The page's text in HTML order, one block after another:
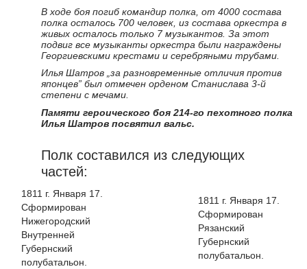
В ходе боя погиб командир полка, от 4000 состава
полка осталось 700 человек, из состава оркестра в
живых осталось только 7 музыкантов. За этот
подвиг все музыканты оркестра были награждены
Георгиевскими крестами и серебряными трубами.
Илья Шатров „за разновременные отличия против
японцев” был отмечен орденом Станислава 3-й
степени с мечами.
Памяти героического боя 214-го пехотного полка
Илья Шатров посвятил вальс.
Полк составился из следующих
частей:
1811 г. Января 17.
Сформирован
Нижегородский
Внутренней
Губернский
полубатальон.
1811 г. Января 17.
Сформирован
Рязанский
Губернский
полубатальон.